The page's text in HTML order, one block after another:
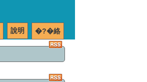
�?�絡
說明